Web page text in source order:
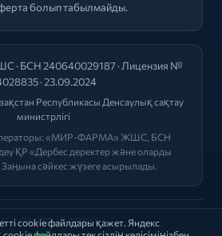
cookie файлдары қажет. Яндекс
болып табылмайды.
БСН 240640029187 · Лицензия №
· 23.09.2024
Республикасы Денсаулық сақтау
министрлігі
операторы: «МИР-ФАРМА» ЖШС, БСН
ҚР «Дербес деректер және оларды
Заңына сәйкес жүзеге асырылады.
© "МИР-ФАРМА"